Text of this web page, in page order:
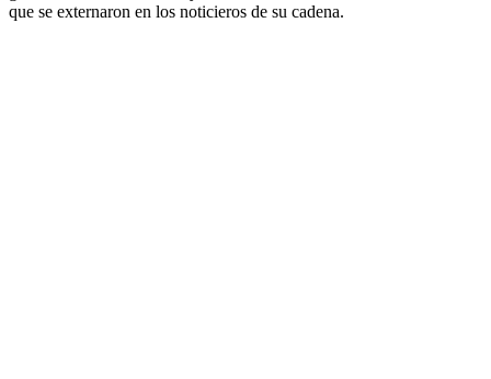
que se externaron en los noticieros de su cadena.